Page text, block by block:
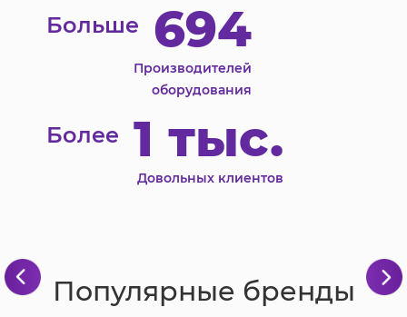
Больше 694
Производителей
оборудования
Более 1 тыс.
Довольных клиентов
Популярные бренды